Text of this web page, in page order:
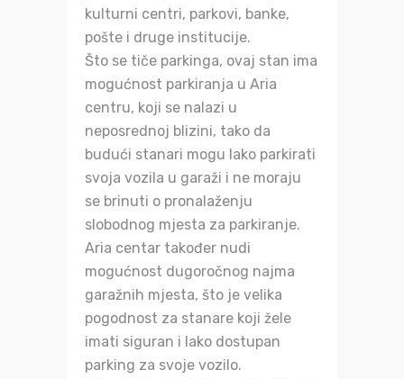
kulturni centri, parkovi, banke,
pošte i druge institucije.
Što se tiče parkinga, ovaj stan ima
mogućnost parkiranja u Aria
centru, koji se nalazi u
neposrednoj blizini, tako da
budući stanari mogu lako parkirati
svoja vozila u garaži i ne moraju
se brinuti o pronalaženju
slobodnog mjesta za parkiranje.
Aria centar također nudi
mogućnost dugoročnog najma
garažnih mjesta, što je velika
pogodnost za stanare koji žele
imati siguran i lako dostupan
parking za svoje vozilo.